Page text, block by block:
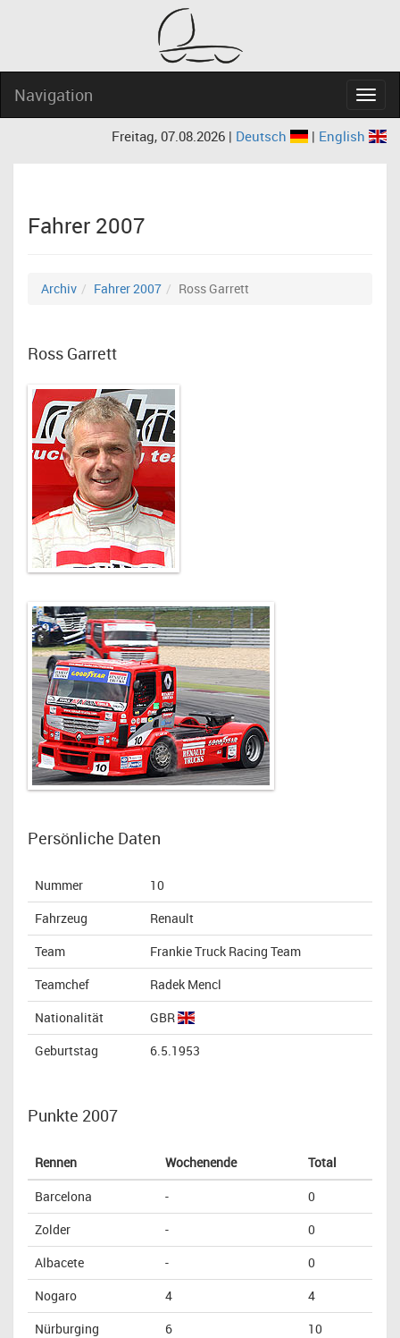
Navigation
Freitag, 07.08.2026 | Deutsch | English
Fahrer 2007
Archiv Fahrer 2007 Ross Garrett
Ross Garrett
Persönliche Daten
Nummer
10
Fahrzeug
Renault
Team
Frankie Truck Racing Team
Teamchef
Radek Mencl
Nationalität
GBR
Geburtstag
6.5.1953
Punkte 2007
Rennen Wochenende
Total
Barcelona
-
0
Zolder
-
0
Albacete
-
0
Nogaro
4
4
Nürburging
6
10